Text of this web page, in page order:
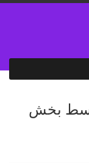
توسط بخش